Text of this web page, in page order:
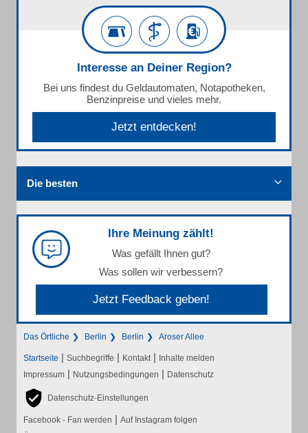
Interesse an Deiner Region?
Bei uns findest du Geldautomaten, Notapotheken,
Benzinpreise und vieles mehr.
Jetzt entdecken!
Die besten
Ihre Meinung zählt!
Was gefällt Ihnen gut?
Was sollen wir verbessern?
Jetzt Feedback geben!
Das Örtliche Berlin Berlin Aroser Allee
Startseite | Suchbegriffe | Kontakt | Inhalte melden
Impressum | Nutzungsbedingungen | Datenschutz
Datenschutz-Einstellungen
Facebook - Fan werden | Auf Instagram folgen